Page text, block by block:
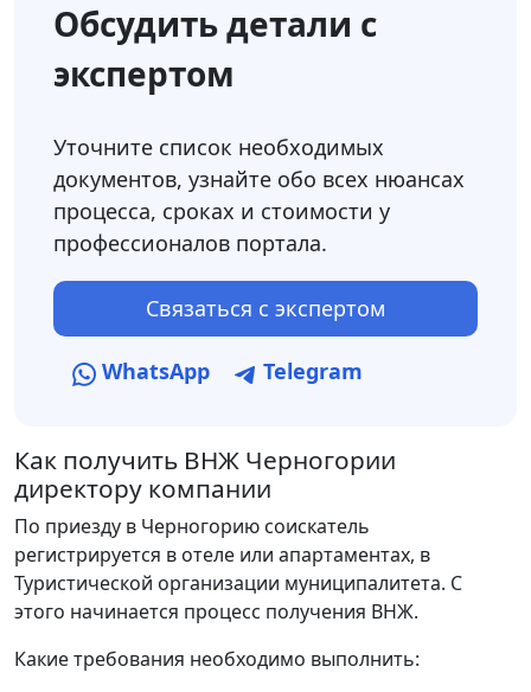
Обсудить детали с
экспертом
Уточните список необходимых
документов, узнайте обо всех нюансах
процесса, сроках и стоимости у
профессионалов портала.
Связаться с экспертом
WhatsApp Telegram
Как получить ВНЖ Черногории
директору компании
По приезду в Черногорию соискатель
регистрируется в отеле или апартаментах, в
Туристической организации муниципалитета. С
этого начинается процесс получения ВНЖ.
Какие требования необходимо выполнить: